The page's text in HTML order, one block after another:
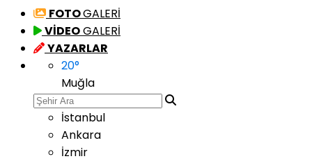
FOTOGALERİ
VİDEOGALERİ
YAZARLAR
20°
Muğla
İstanbul
Ankara
İzmir